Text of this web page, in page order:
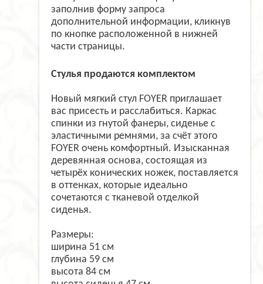
заполнив форму запроса
дополнительной информации, кликнув
по кнопке расположенной в нижней
части страницы.
Стулья продаются комплектом
Новый мягкий стул FOYER приглашает
вас присесть и расслабиться. Каркас
спинки из гнутой фанеры, сиденье с
эластичными ремнями, за счёт этого
FOYER очень комфортный. Изысканная
деревянная основа, состоящая из
четырёх конических ножек, поставляется
в оттенках, которые идеально
сочетаются с тканевой отделкой
сиденья.
Размеры:
ширина 51 см
глубина 59 см
высота 84 см